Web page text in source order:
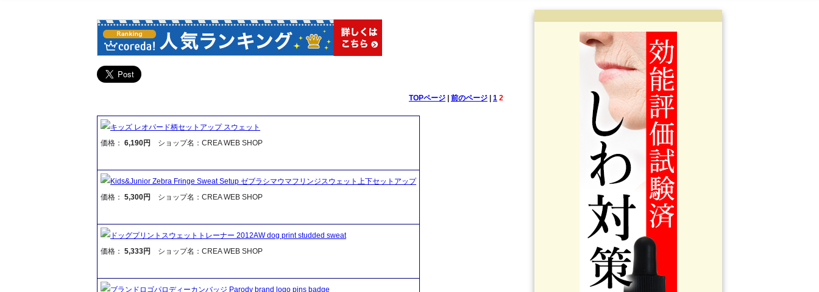
TOPページ| 前のページ| 1 2
キッズ レオパード柄セットアップ スウェット
価格： 6,190円 ショップ名：CREA WEB SHOP
Kids&Junior Zebra Fringe Sweat Setup ゼブラシマウマフリンジスウェット上下セットアップ
価格： 5,300円 ショップ名：CREA WEB SHOP
ドッグプリントスウェットトレーナー 2012AW dog print studded sweat
価格： 5,333円 ショップ名：CREA WEB SHOP
ブランドロゴパロディーカンバッジ Parody brand logo pins badge